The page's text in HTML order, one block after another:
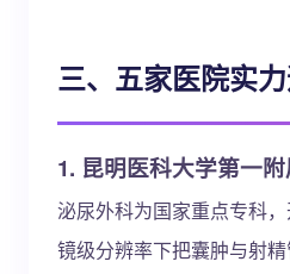
三、五家医院实
1. 昆明医科大学第一附
泌尿外科为国家重点专科
镜级分辨率下把囊肿与射